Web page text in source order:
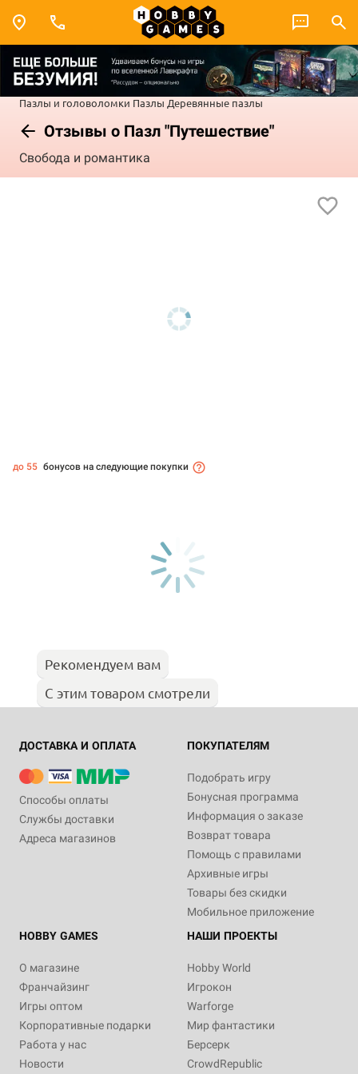
Пазлы и головоломки Пазлы Деревянные пазлы
Отзывы о Пазл "Путешествие"
Свобода и романтика
до 55 бонусов на следующие покупки
Рекомендуем вам
С этим товаром смотрели
ДОСТАВКА И ОПЛАТА
Способы оплаты
Службы доставки
Адреса магазинов
ПОКУПАТЕЛЯМ
Подобрать игру
Бонусная программа
Информация о заказе
Возврат товара
Помощь с правилами
Архивные игры
Товары без скидки
Мобильное приложение
HOBBY GAMES
О магазине
Франчайзинг
Игры оптом
Корпоративные подарки
Работа у нас
Новости
НАШИ ПРОЕКТЫ
Hobby World
Игрокон
Warforge
Мир фантастики
Берсерк
CrowdRepublic